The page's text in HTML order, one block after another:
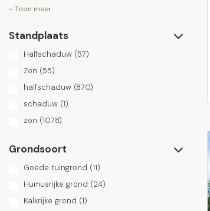
+ Toon meer
Standplaats
Halfschaduw (57)
Zon (55)
halfschaduw (870)
schaduw (1)
zon (1078)
Grondsoort
Goede tuingrond (11)
Humusrijke grond (24)
Kalkrijke grond (1)